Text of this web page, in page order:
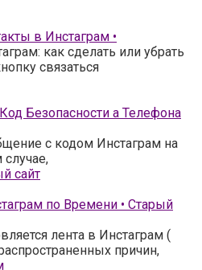
в Инстаграм •
как сделать или убрать
связаться
Безопасности а Телефона
с кодом Инстаграм на
по Времени • Старый
лента в Инстаграм (
причин,